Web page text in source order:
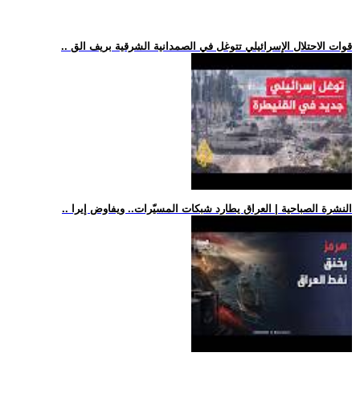
.. قوات الاحتلال الإسرائيلي تتوغل في الصمدانية الشرقية بريف الق
.. النشرة الصباحية | العراق يطارد شبكات المسيّرات.. ويفاوض إيرا